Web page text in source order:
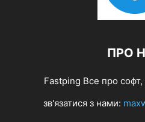
ПРО
Fastping Все про
зв'язатися з нами: